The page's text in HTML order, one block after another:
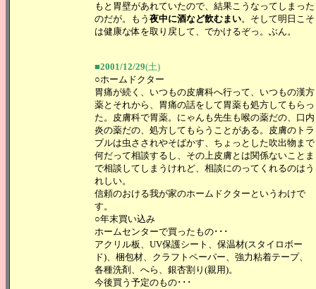
もと胃壁があれていたので、結果こうなってしまった
のだが。もう 夜中に酒など飲むまい。そして明日こそ
は健康な体を取り戻して、でかけるぞっ。ぶん。
■2001/12/29(土)
○ホームドクター
胃痛が続く、いつもの皮膚科へ行って、いつもの漢方
薬とそれから、胃痛の話をして胃薬も処方してもらっ
た。皮膚科で胃薬。にゃんも先生も喉の薬だの、口内
炎の薬だの、処方してもらうことがある。皮膚のトラ
ブルは虫さされやそばかす、ちょっとした吹出物まで
何だって相談するし、その上皮膚とは関係ないことま
で相談してしまうけれど、相談にのってくれるのはう
れしい。
信頼のおける我が家のホームドクターというわけで
す。
○年末買い込み
ホームセンターで買ったもの･･･
アクリル板、UV保護シート、保温材(スタイロボー
ド)、梱包材、クラフトペーパー、強力粘着テープ、
各種洗剤、へら、銀杏割り(親用)。
今後買う予定のもの･･･